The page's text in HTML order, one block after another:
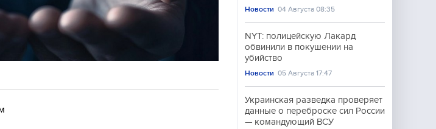
Новости 04 Августа 08:35
NYT: полицейскую Лакард
обвинили в покушении на
убийство
Новости 05 Августа 17:47
Украинская разведка проверяет
данные о переброске сил России
— командующий ВСУ